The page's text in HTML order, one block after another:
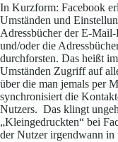
In Kurzform: Facebook
Umständen und
Adressbücher der E-
und/oder die
durchforsten. Das heißt
Umständen Zugriff auf
über die man jemals per
synchronisiert die
Nutzers. Das klingt
„Kleingedruckten“ bei
der Nutzer irgendwann